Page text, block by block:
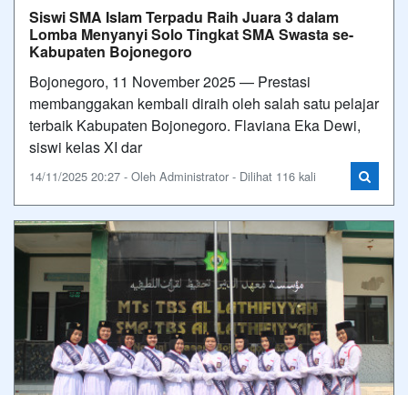
Siswi SMA Islam Terpadu Raih Juara 3 dalam
Lomba Menyanyi Solo Tingkat SMA Swasta se-
Kabupaten Bojonegoro
Bojonegoro, 11 November 2025 — Prestasi
membanggakan kembali diraih oleh salah satu pelajar
terbaik Kabupaten Bojonegoro. Flaviana Eka Dewi,
siswi kelas XI dar
14/11/2025 20:27 - Oleh Administrator - Dilihat 116 kali